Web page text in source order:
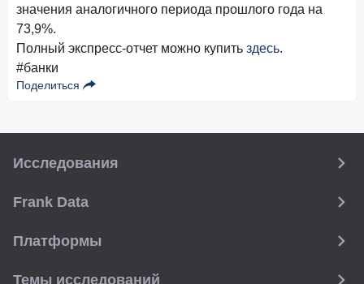
27 апреля 2026 года ИССЛЕДОВАНИЕ
Банки скорректировали доходность вкладов после
снижения ключевой ставки до 14,5%
Цифра дня
8,95%
+1,48 п.п.
Ипотека. Итоги работы крупнейших ипотечных банков
значения аналогичного периода прошлого года на
73,9%.
Полный экспресс-отчет можно купить здесь.
#банки
Поделиться
Исследования
Frank Data
Платформы
Темы исследований